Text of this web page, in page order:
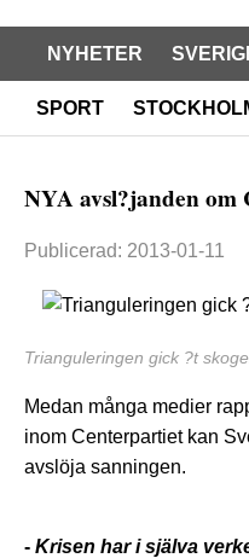
NYHETER
SPORT
NYA avsl?janden om
Publicerad: 2013-01-11
Trianguleringen gick ?t
Medan många medier
inom Centerpartiet kan
avslöja sanningen.
- Krisen har i själva